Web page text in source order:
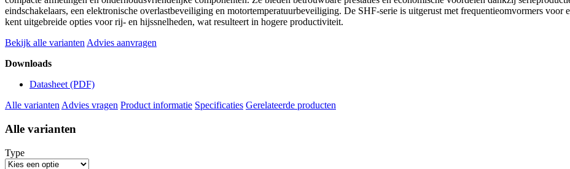
eindschakelaars, een elektronische overlastbeveiliging en motortemperatuurbeveiliging. De SHF-serie is uitgerust met frequentieomvormers voor
kent uitgebreide opties voor rij- en hijssnelheden, wat resulteert in hogere productiviteit.
Bekijk alle varianten Advies aanvragen
Downloads
Datasheet (PDF)
Alle varianten Advies vragen Product informatie Specificaties Gerelateerde producten
Alle varianten
Type